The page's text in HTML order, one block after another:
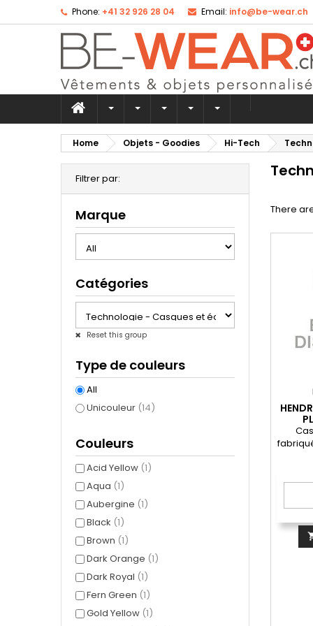
Phone: +41 32 926 28 04 Email: info@be-wear.ch
Home Objets - Goodies Hi-Tech
Filtrer par:
Marque
Catégories
Reset this group
Type de couleurs
All
Unicouleur (14)
Couleurs
Acid Yellow (1)
Aqua (1)
Aubergine (1)
Black (1)
Brown (1)
Dark Orange (1)
Dark Royal (1)
Fern Green (1)
Gold Yellow (1)
There
carte
jack
via